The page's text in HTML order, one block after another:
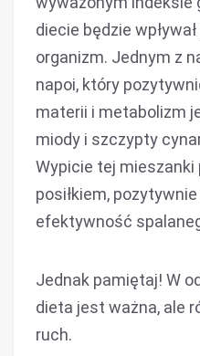
diecie będzie wpływał
organizm. Jednym z
napoi, który
materii i metabolizm
miody i szczypty
Wypicie tej mieszanki
posiłkiem, pozytywnie
efektywność
Jednak pamiętaj! W
dieta jest ważna, ale
ruch.